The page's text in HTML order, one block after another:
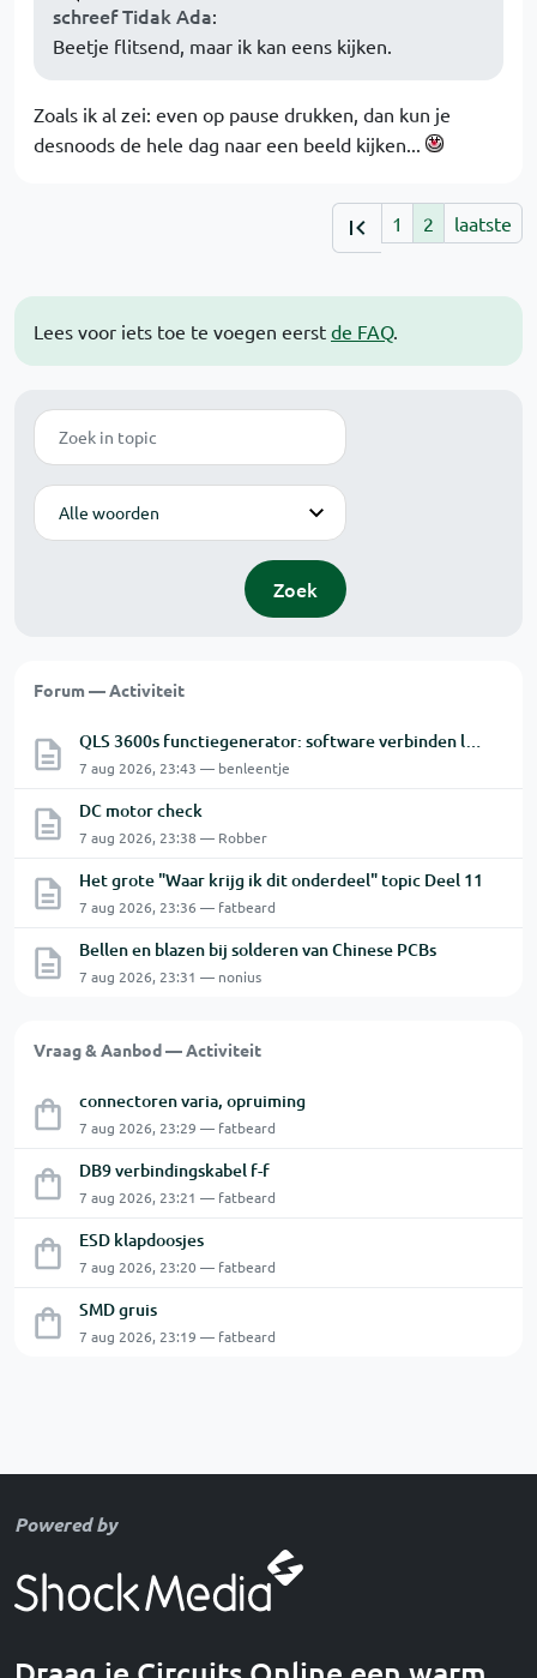
Lees voor iets toe te voegen eerst de FAQ.
Zoek
Modus
Zoek
Forum — Activiteit
QLS 3600s functiegenerator: software verbinden lukt niet.
7 aug 2026, 23:43 — benleentje
DC motor check
7 aug 2026, 23:38 — Robber
Het grote "Waar krijg ik dit onderdeel" topic Deel 11
7 aug 2026, 23:36 — fatbeard
Bellen en blazen bij solderen van Chinese PCBs
7 aug 2026, 23:31 — nonius
Vraag & Aanbod — Activiteit
connectoren varia, opruiming
7 aug 2026, 23:29 — fatbeard
DB9 verbindingskabel f-f
7 aug 2026, 23:21 — fatbeard
ESD klapdoosjes
7 aug 2026, 23:20 — fatbeard
SMD gruis
7 aug 2026, 23:19 — fatbeard
schreef Tidak Ada:
Beetje flitsend, maar ik kan eens kijken.
Zoals ik al zei: even op pause drukken, dan kun je
desnoods de hele dag naar een beeld kijken...
1 2 laatste
Powered by